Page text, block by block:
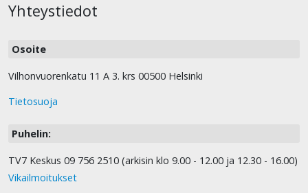
Yhteystiedot
Osoite
Vilhonvuorenkatu 11 A 3. krs 00500 Helsinki
Tietosuoja
Puhelin:
TV7 Keskus 09 756 2510 (arkisin klo 9.00 - 12.00 ja 12.30 - 16.00)
Vikailmoitukset